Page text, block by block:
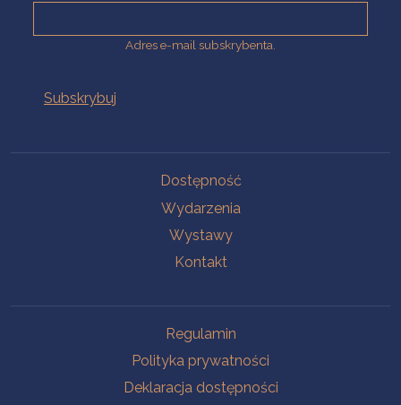
Adres e-mail subskrybenta.
Dostępność
Wydarzenia
Wystawy
Kontakt
Regulamin
Polityka prywatności
Deklaracja dostępności